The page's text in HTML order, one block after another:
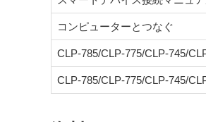
コンピューターとつなぐ
CLP-785/CLP-775/CLP-745/
CLP-785/CLP-775/CLP-745/